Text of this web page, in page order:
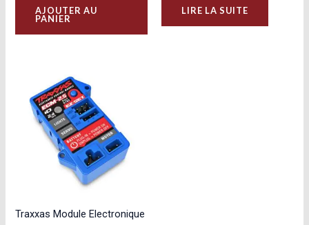
AJOUTER AU
PANIER
LIRE LA SUITE
Traxxas Module Electronique